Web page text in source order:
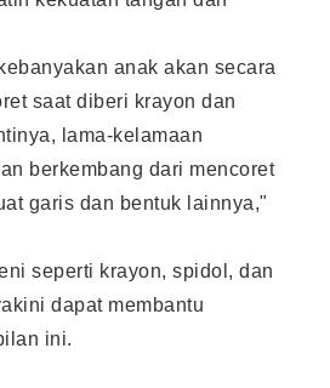
anak akan secara
saat diberi krayon dan
lama-kelamaan
berkembang dari mencoret
garis dan bentuk lainnya,"
seperti krayon, spidol, dan
dapat membantu
ini.